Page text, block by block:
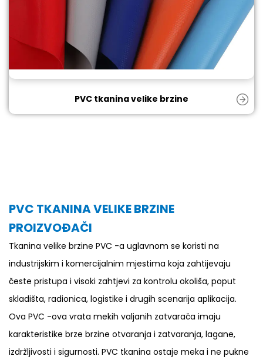
PVC tkanina velike brzine
PVC TKANINA VELIKE BRZINE
PROIZVOĐAČI
Tkanina velike brzine PVC -a uglavnom se koristi na
industrijskim i komercijalnim mjestima koja zahtijevaju
česte pristupa i visoki zahtjevi za kontrolu okoliša, poput
skladišta, radionica, logistike i drugih scenarija aplikacija.
Ova PVC -ova vrata mekih valjanih zatvarača imaju
karakteristike brze brzine otvaranja i zatvaranja, lagane,
izdržljivosti i sigurnosti. PVC tkanina ostaje meka i ne pukne